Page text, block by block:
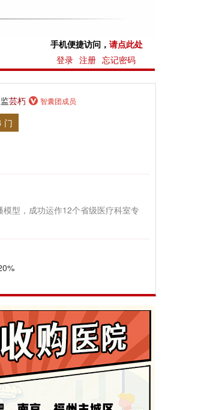
手机便捷访问， 请点此处
登录 注册 忘记密码
芸朽 智囊团成员
门
型，成功运作12个省级医疗科室专